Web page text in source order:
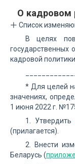
О кадровом
Список
В целях
государственных
кадровой
* Для целей
значениях,
1 июня 2022 г.
1. Утвердить
(прилагается).
2. Внести
Беларусь (